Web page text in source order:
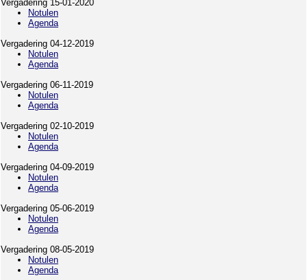
Vergadering 15-01-2020
Notulen
Agenda
Vergadering 04-12-2019
Notulen
Agenda
Vergadering 06-11-2019
Notulen
Agenda
Vergadering 02-10-2019
Notulen
Agenda
Vergadering 04-09-2019
Notulen
Agenda
Vergadering 05-06-2019
Notulen
Agenda
Vergadering 08-05-2019
Notulen
Agenda